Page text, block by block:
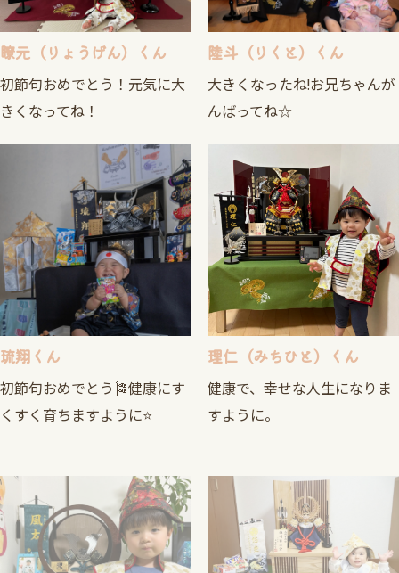
瞭元（りょうげん）くん
初節句おめでとう！元気に大
きくなってね！
陸斗（りくと）くん
大きくなったね!お兄ちゃんが
んばってね☆
琉翔くん
初節句おめでとう🎏健康にす
くすく育ちますように⭐️
理仁（みちひと）くん
健康で、幸せな人生になりま
すように。